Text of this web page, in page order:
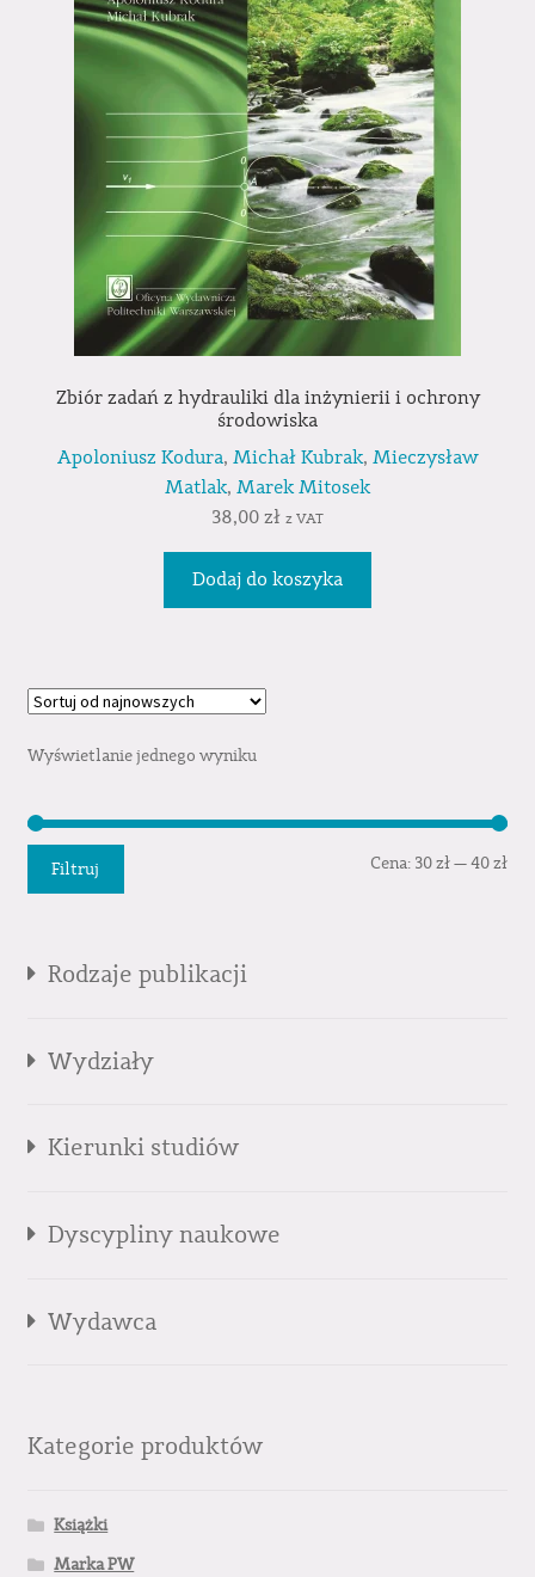
Zbiór zadań z hydrauliki dla inżynierii i ochrony
środowiska
Apoloniusz Kodura, Michał Kubrak, Mieczysław
Matlak, Marek Mitosek
38,00 zł z VAT
Dodaj do koszyka
Wyświetlanie jednego wyniku
Filtruj Cena: 30 zł—40 zł
Rodzaje publikacji
Wydziały
Kierunki studiów
Dyscypliny naukowe
Wydawca
Kategorie produktów
Książki
Marka PW